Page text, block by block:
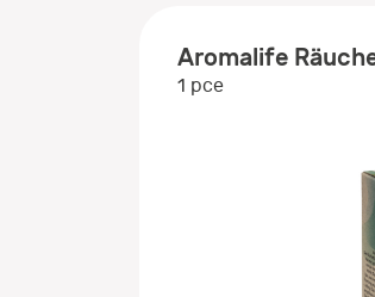
Aromalife
1 pce